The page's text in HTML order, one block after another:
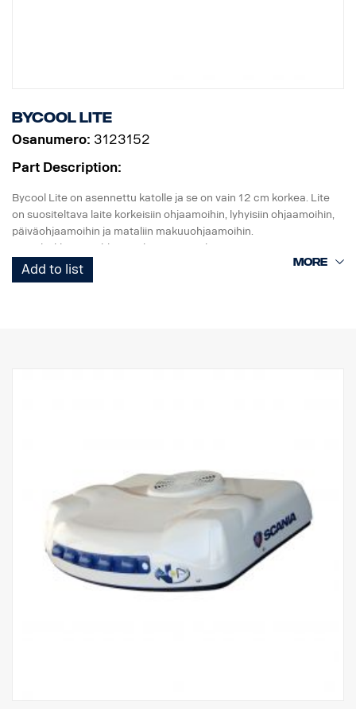
Bycool LITE
Osanumero: 3123152
Part Description:
Bycool Lite on asennettu katolle ja se on vain 12 cm korkea. Lite
on suositeltava laite korkeisiin ohjaamoihin, lyhyisiin ohjaamoihin,
päiväohjaamoihin ja mataliin makuuohjaamoihin.
Lite-yksikkö on sähköinen kompressorikäyttöinen 1000 W:n
jäähdytyslaite. Se on esitäytetty 134A-kaasulla. Laite on sovitettu
kaksoisakkujärjestelmään.
Add to list